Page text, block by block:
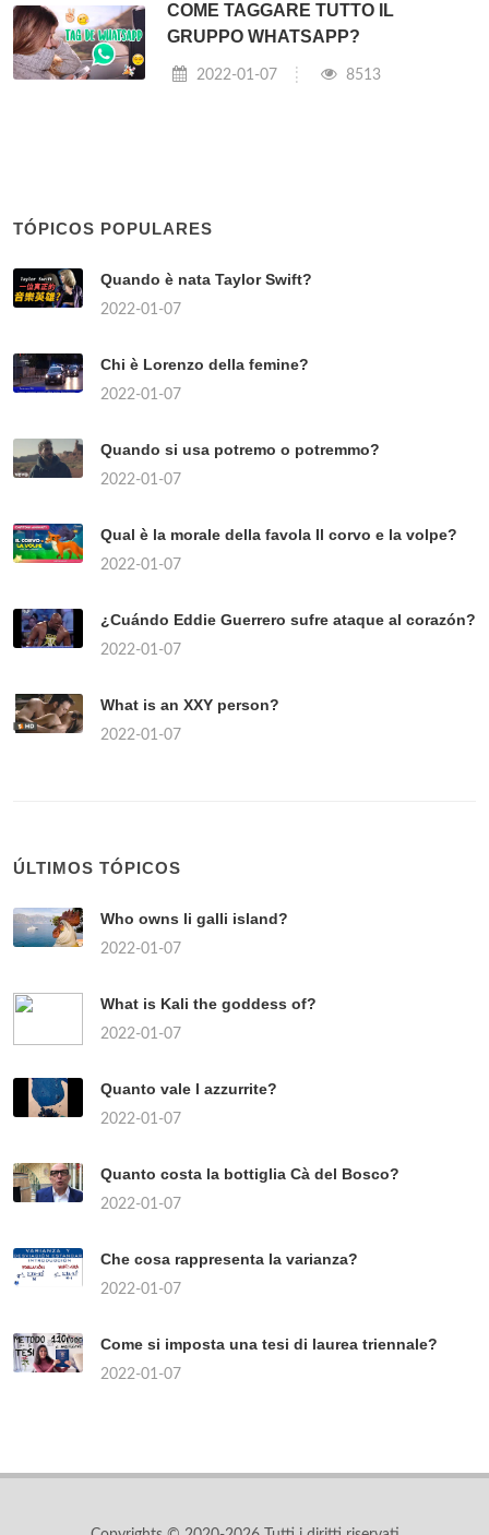
COME TAGGARE TUTTO IL
GRUPPO WHATSAPP?
2022-01-07 8513
TÓPICOS POPULARES
Quando è nata Taylor Swift?
2022-01-07
Chi è Lorenzo della femine?
2022-01-07
Quando si usa potremo o potremmo?
2022-01-07
Qual è la morale della favola Il corvo e la volpe?
2022-01-07
¿Cuándo Eddie Guerrero sufre ataque al corazón?
2022-01-07
What is an XXY person?
2022-01-07
ÚLTIMOS TÓPICOS
Who owns li galli island?
2022-01-07
What is Kali the goddess of?
2022-01-07
Quanto vale l azzurrite?
2022-01-07
Quanto costa la bottiglia Cà del Bosco?
2022-01-07
Che cosa rappresenta la varianza?
2022-01-07
Come si imposta una tesi di laurea triennale?
2022-01-07